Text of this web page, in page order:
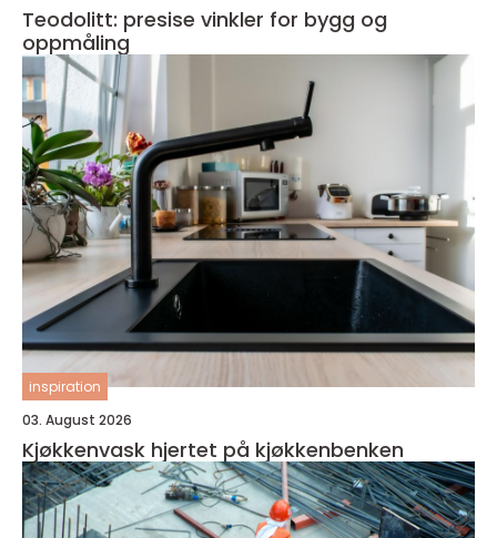
Teodolitt: presise vinkler for bygg og
oppmåling
inspiration
03. August 2026
Kjøkkenvask hjertet på kjøkkenbenken